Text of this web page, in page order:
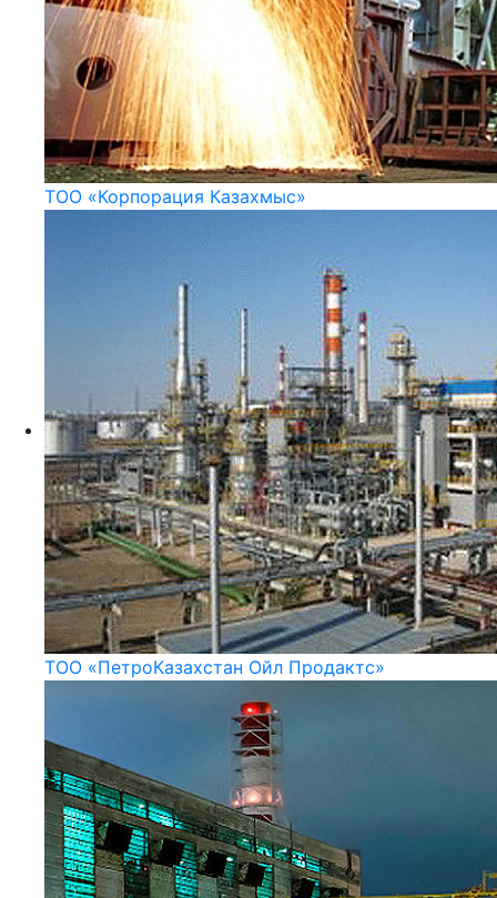
ТОО «Корпорация Казахмыс»
ТОО «ПетроКазахстан Ойл Продактс»